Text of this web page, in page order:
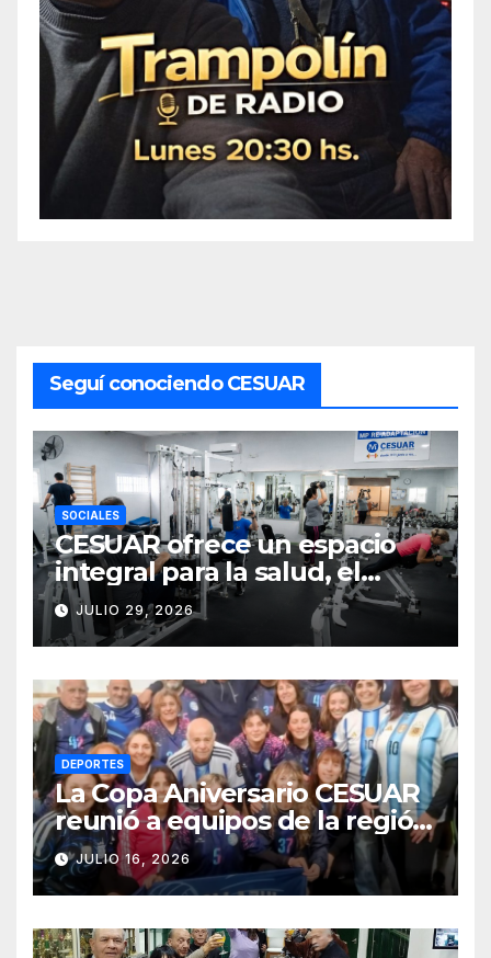
Seguí conociendo CESUAR
SOCIALES
CESUAR ofrece un espacio
integral para la salud, el
entrenamiento y el bienestar
JULIO 29, 2026
DEPORTES
La Copa Aniversario CESUAR
reunió a equipos de la región
en una jornada de newcom y
camaradería
JULIO 16, 2026